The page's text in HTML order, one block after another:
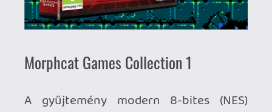
segítségével (de az Evercade beépített
save state-jeit is használhatjuk). A pályák
tortán. Nem csak technikailag lenyűgöző
a játék, hanem tényleg rendkívül